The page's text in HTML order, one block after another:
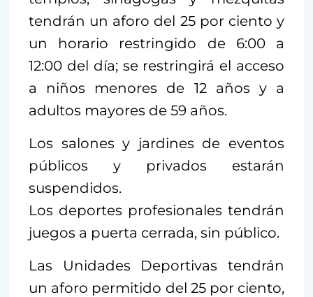
tendrán un aforo del 25 por ciento y
un horario restringido de 6:00 a
12:00 del día; se restringirá el acceso
a niños menores de 12 años y a
adultos mayores de 59 años.
Los salones y jardines de eventos
públicos y privados estarán
suspendidos.
Los deportes profesionales tendrán
juegos a puerta cerrada, sin público.
Las Unidades Deportivas tendrán
un aforo permitido del 25 por ciento,